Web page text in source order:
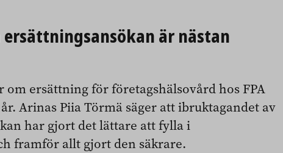
är nästan
om ersättning för företagshälsovård hos FPA
Arinas Piia Törmä säger att ibruktagandet av
har gjort det lättare att fylla i
framför allt gjort den säkrare.